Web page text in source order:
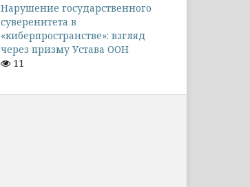
Нарушение государственного
суверенитета в
«киберпространстве»: взгляд
через призму Устава ООН
11